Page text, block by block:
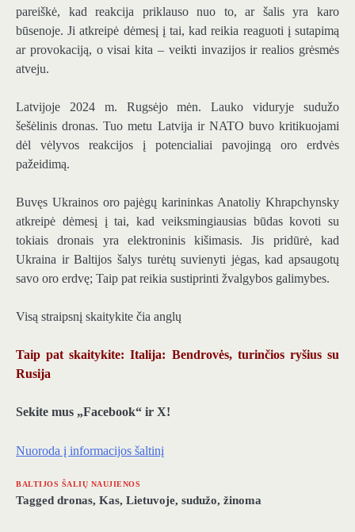
pareiškė, kad reakcija priklauso nuo to, ar šalis yra karo
būsenoje. Ji atkreipė dėmesį į tai, kad reikia reaguoti į sutapimą
ar provokaciją, o visai kita – veikti invazijos ir realios grėsmės
atveju.
Latvijoje 2024 m. Rugsėjo mėn. Lauko viduryje sudužo
šešėlinis dronas. Tuo metu Latvija ir NATO buvo kritikuojami
dėl vėlyvos reakcijos į potencialiai pavojingą oro erdvės
pažeidimą.
Buvęs Ukrainos oro pajėgų karininkas Anatoliy Khrapchynsky
atkreipė dėmesį į tai, kad veiksmingiausias būdas kovoti su
tokiais dronais yra elektroninis kišimasis. Jis pridūrė, kad
Ukraina ir Baltijos šalys turėtų suvienyti jėgas, kad apsaugotų
savo oro erdvę; Taip pat reikia sustiprinti žvalgybos galimybes.
Visą straipsnį skaitykite čia anglų
Taip pat skaitykite: Italija: Bendrovės, turinčios ryšius su
Rusija
Sekite mus „Facebook“ ir X!
Nuoroda į informacijos šaltinį
BALTIJOS ŠALIŲ NAUJIENOS
Tagged dronas, Kas, Lietuvoje, sudužo, žinoma